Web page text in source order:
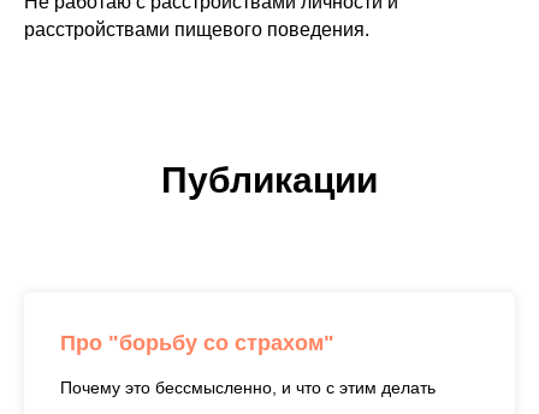
расстройствами пищевого поведения.
Публикации
Про "борьбу со страхом"
Почему это бессмысленно, и что с этим делать